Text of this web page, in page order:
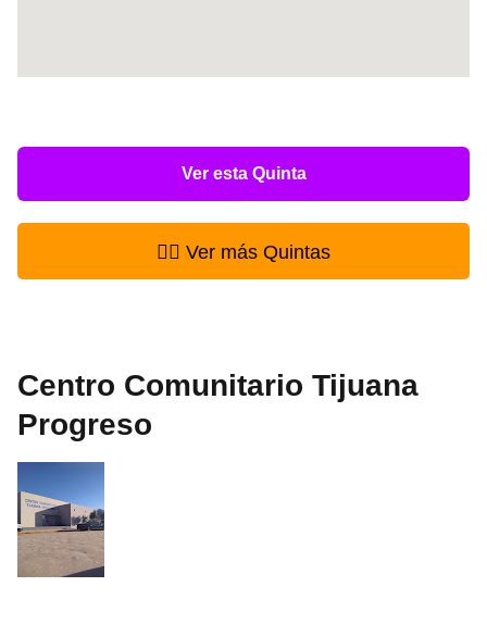
Ver esta Quinta
👉🏻 Ver más Quintas
Centro Comunitario Tijuana
Progreso